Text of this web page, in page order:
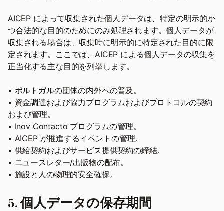
AICEP によって収集された個人データは、特定の明示的か
つ合法的な目的のためにのみ処理されます。個人データが
収集される場合は、収集時に明示的に特定された目的に限
定されます。ここでは、AICEP による個人データの収集を
正当化する主な目的を列挙します。
• ポルトガルの団体の内外への普及。
• 資金調達および協力プログラムおよびプロトコルの契約
および管理。
• Inov Contacto プログラムの管理。
• AICEP が推進するイベントの管理。
• 供給契約およびサービス提供契約の締結。
• ニュースレター/出版物の配布。
• 施設と人の物理的安全確保。
5. 個人データの保存期間